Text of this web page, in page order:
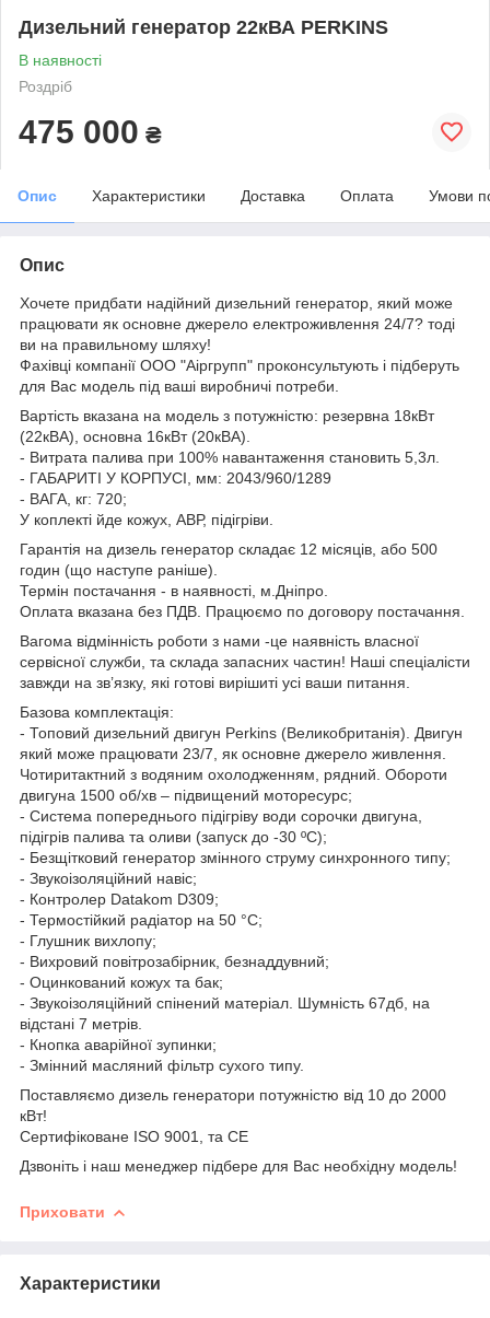
Дизельний генератор 22кВА PERKINS
В наявності
Роздріб
475 000 ₴
Опис Характеристики Доставка Оплата Умови
Опис
Хочете придбати надійний дизельний генератор, який може
працювати як основне джерело електроживлення 24/7? тоді
ви на правильному шляху!
Фахівці компанії ООО "Аіргрупп" проконсультують і підберуть
для Вас модель під ваші виробничі потреби.
Вартість вказана на модель з потужністю: резервна 18кВт
(22кВА), основна 16кВт (20кВА).
- Витрата палива при 100% навантаження становить 5,3л.
- ГАБАРИТІ У КОРПУСІ, мм: 2043/960/1289
- ВАГА, кг: 720;
У коплекті йде кожух, АВР, підігріви.
Гарантія на дизель генератор складає 12 місяців, або 500
годин (що наступе раніше).
Термін постачання - в наявності, м.Дніпро.
Оплата вказана без ПДВ. Працюємо по договору постачання.
Вагома відмінність роботи з нами -це наявність власної
сервісної служби, та склада запасних частин! Наші спеціалісти
завжди на зв’язку, які готові вирішиті усі ваши питання.
Базова комплектація:
- Топовий дизельний двигун Perkins (Великобританія). Двигун
який може працювати 23/7, як основне джерело живлення.
Чотиритактний з водяним охолодженням, рядний. Обороти
двигуна 1500 об/хв – підвищений моторесурс;
- Система попереднього підігріву води сорочки двигуна,
підігрів палива та оливи (запуск до -30 ºС);
- Безщітковий генератор змінного струму синхронного типу;
- Звукоізоляційний навіс;
- Контролер Datakom D309;
- Термостійкий радіатор на 50 °C;
- Глушник вихлопу;
- Вихровий повітрозабірник, безнаддувний;
- Оцинкований кожух та бак;
- Звукоізоляційний спінений матеріал. Шумність 67дб, на
відстані 7 метрів.
- Кнопка аварійної зупинки;
- Змінний масляний фільтр сухого типу.
Поставляємо дизель генератори потужністю від 10 до 2000
кВт!
Сертифіковане ISO 9001, та CE
Дзвоніть і наш менеджер підбере для Вас необхідну модель!
Приховати
Характеристики